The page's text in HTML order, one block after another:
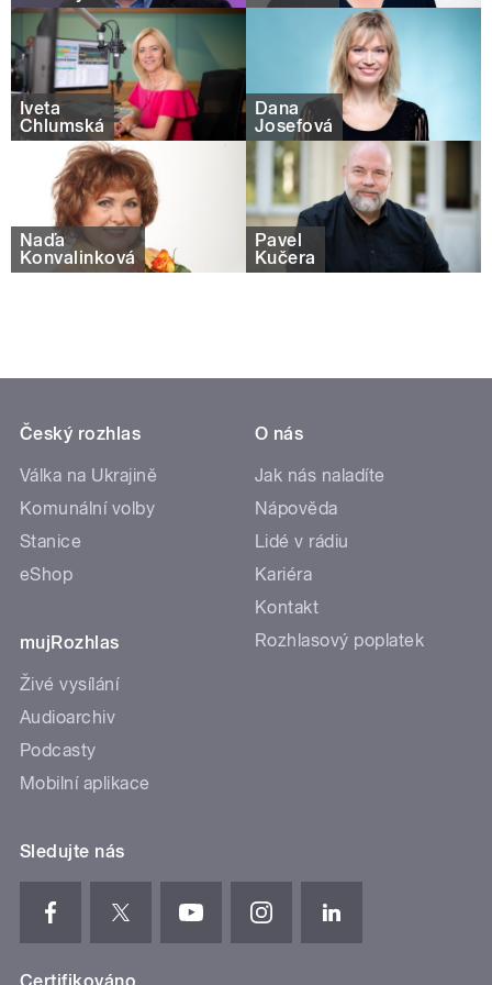
Iveta
Chlumská
Dana
Josefová
Naďa
Konvalinková
Pavel
Kučera
Český rozhlas
Válka na Ukrajině
Komunální volby
Stanice
eShop
mujRozhlas
Živé vysílání
Audioarchiv
Podcasty
Mobilní aplikace
O nás
Jak nás naladíte
Nápověda
Lidé v rádiu
Kariéra
Kontakt
Rozhlasový poplatek
Sledujte nás